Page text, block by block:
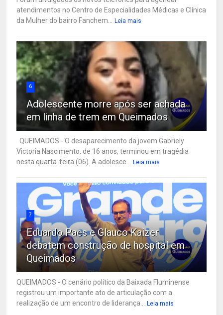
atendimentos no Centro de Especialidades Médicas e Clínica
da Mulher do bairro Fanchem...
Leia mais
6
Adolescente morre após ser achada
em linha de trem em Queimados
QUEIMADOS - O desaparecimento da jovem Gabriely
Victoria Nascimento, de 16 anos, terminou em tragédia
nesta quarta-feira (06). A adolesce...
Leia mais
7
Eduardo Paes e Glauco Kaizer
debatem construção de hospital em
Queimados
QUEIMADOS - O cenário político da Baixada Fluminense
registrou um importante ato de articulação com a
realização de um encontro de liderança...
Leia mais